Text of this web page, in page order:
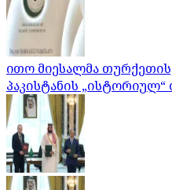
ითო მიესალმა
პაკისტანის „ისტორიულ“